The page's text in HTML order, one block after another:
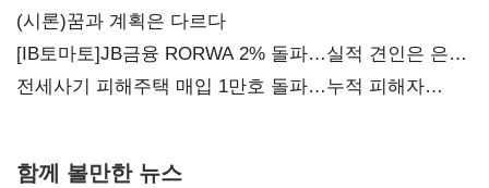
가족 지배체제 구축
(시론)꿈과 계획은 다르다
[IB토마토]JB금융 RORWA 2% 돌파…실적 견인은 은행
아닌 캐피탈
전세사기 피해주택 매입 1만호 돌파…누적 피해자
함께 볼만한 뉴스